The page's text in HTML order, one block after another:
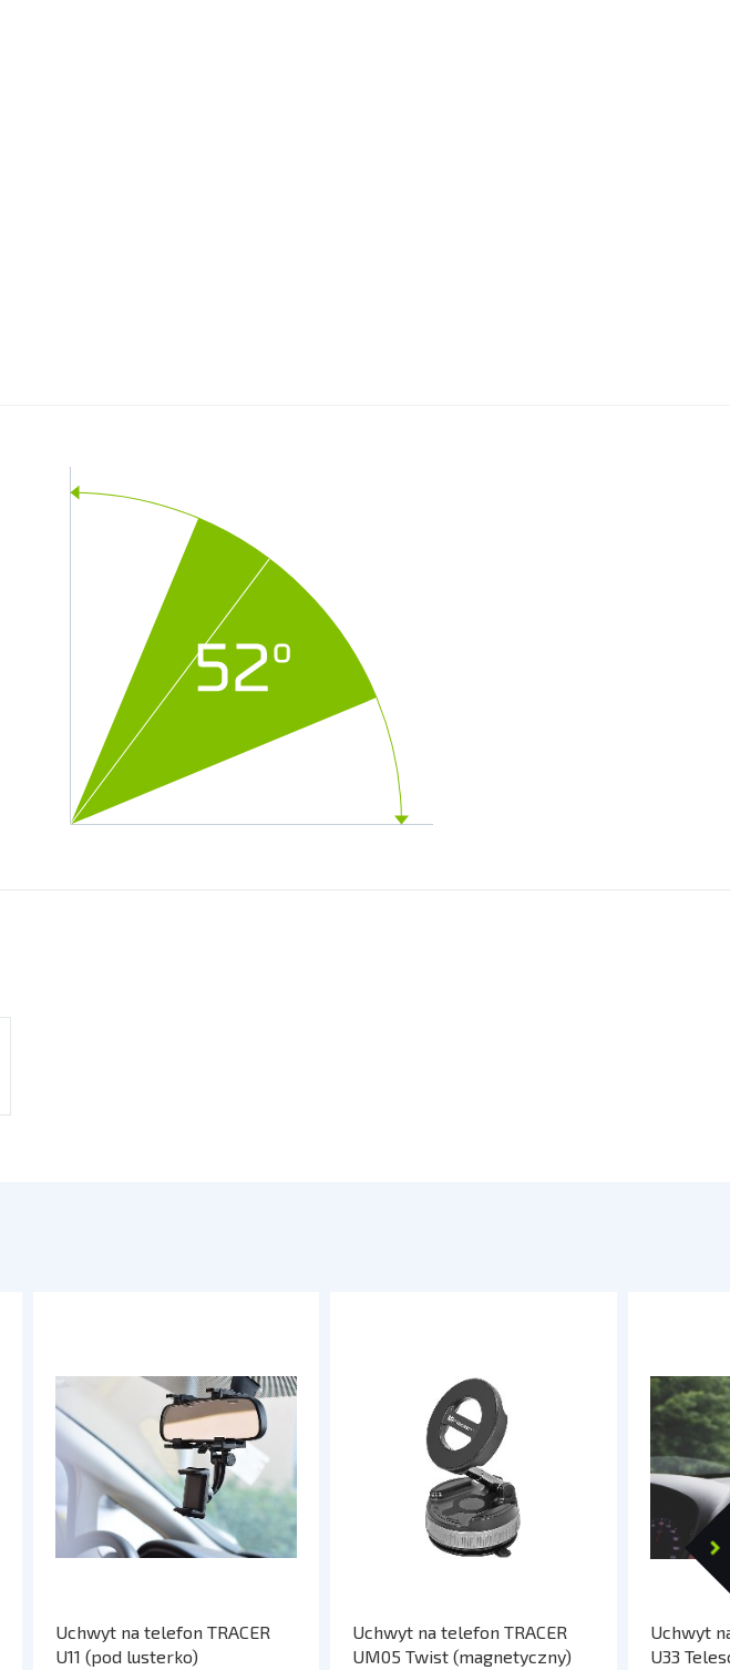
Uchwyt na telefon TRACER
U11 (pod lusterko)
Uchwyt na telefon TRACER
UM05 Twist (magnetyczny)
Uchwyt
U33